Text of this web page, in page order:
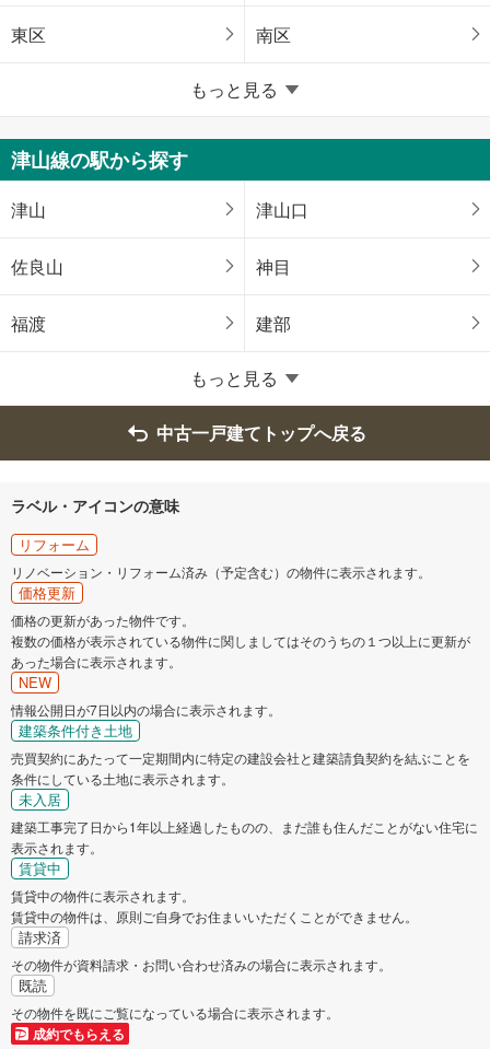
東区 南区
岡山県のそのほかの地域
倉敷市 津山市
玉野市 笠岡市
井原市 総社市
高梁市 瀬戸内市
真庭市
都窪郡早島町
もっと見る
津山線の駅から探す
津山 津山口
佐良山 神目
福渡 建部
もっと見る
中古一戸建てトップへ戻る
ラベル・アイコンの意味
リフォーム
リノベーション・リフォーム済み（予定含む）の物件に表示されます。
価格更新
価格の更新があった物件です。
複数の価格が表示されている物件に関しましてはそのうちの１つ以上に更新が
あった場合に表示されます。
NEW
情報公開日が7日以内の場合に表示されます。
建築条件付き土地
売買契約にあたって一定期間内に特定の建設会社と建築請負契約を結ぶことを
条件にしている土地に表示されます。
未入居
建築工事完了日から1年以上経過したものの、まだ誰も住んだことがない住宅に
表示されます。
賃貸中
賃貸中の物件に表示されます。
賃貸中の物件は、原則ご自身でお住まいいただくことができません。
請求済
その物件が資料請求・お問い合わせ済みの場合に表示されます。
既読
その物件を既にご覧になっている場合に表示されます。
成約でもらえる